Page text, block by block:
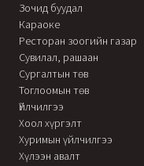
Зочид буудал
Караоке
Ресторан зоогийн газар
Сувилал, рашаан
Сургалтын төв
Тоглоомын төв
Үйлчилгээ
Хоол хүргэлт
Хуримын үйлчилгээ
Хүлээн авалт